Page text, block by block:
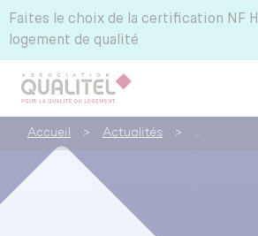
Faites le choix de la certification NF
logement de qualité
Référentiels NF Habitat - NF
Accueil > Actualités >